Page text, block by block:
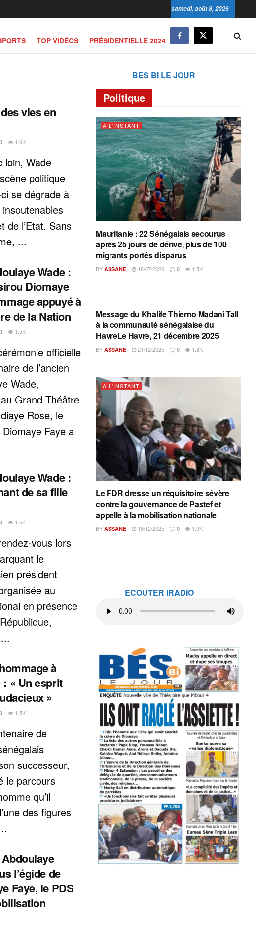
samedi, août 8, 2026
TOP VIDÉOS PRÉSIDENTIELLE 2024
vies en
0 1.6K
loin, Wade
politique
se dégrade à
de l’Etat. Sans
...
Wade :
Diomaye
appuyé à
de la Nation
0 1.5K
officielle
de l’ancien
Wade,
Grand Théâtre
Rose, le
Faye a
Wade :
de sa fille
0 1.5K
vous lors
le
président
au
en présence
à
« Un esprit
»
0 1.5K
de
successeur,
le parcours
qu’il
des figures
l’égide de
Faye, le PDS
BES BI LE JOUR
Politique
A L'INSTANT
Mauritanie : 22 Sénégalais secourus
après 25 jours de dérive, plus de 100
migrants portés disparus
BY ASSANE 18/07/2026 0 1.5K
A L'INSTANT
Message du Khalife Thierno Madani Tall
à la communauté sénégalaise du
HavreLe Havre, 21 décembre 2025
BY ASSANE 21/12/2025 0 1.8K
A L'INSTANT
Le FDR dresse un réquisitoire sévère
contre la gouvernance de Pastef et
appelle à la mobilisation nationale
BY ASSANE 18/12/2025 0 1.9K
ECOUTER IRADIO